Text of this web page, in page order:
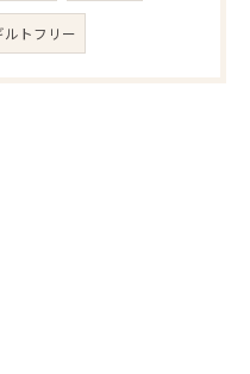
ルトフリー